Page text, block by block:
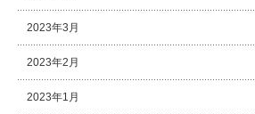
2023年3月
2023年2月
2023年1月